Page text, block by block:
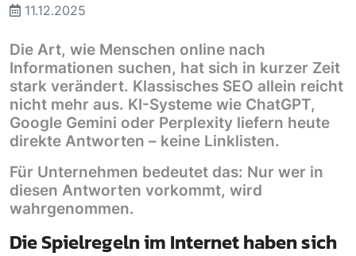
11.12.2025
Die Art, wie Menschen online nach
Informationen suchen, hat sich in kurzer Zeit
stark verändert. Klassisches SEO allein reicht
nicht mehr aus. KI-Systeme wie ChatGPT,
Google Gemini oder Perplexity liefern heute
direkte Antworten – keine Linklisten.
Für Unternehmen bedeutet das: Nur wer in
diesen Antworten vorkommt, wird
wahrgenommen.
Die Spielregeln im Internet haben sich